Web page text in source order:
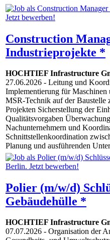
Construction
Industrieprojekte *
HOCHTIEF Infrastructure
27.06.2026 - Leitung und
Implementierung für Maschinen
MSR-Technik auf der
Projekten Sicherstellung der
Qualitätsvorgaben
Nachunternehmern und
Schnittstellenkoordination
Planung und ausführenden
Polier (m/w/d)
Gebäudehülle *
HOCHTIEF Infrastructure
07.07.2026 - Organisation der